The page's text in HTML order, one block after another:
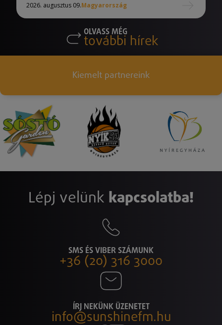
2026. augusztus 09.Magyarország
OLVASS MÉG
további hírek
Kiemelt partnereink
Lépj velünk kapcsolatba!
SMS ÉS VIBER SZÁMUNK
+36 (20) 316 3000
ÍRJ NEKÜNK ÜZENETET
info@sunshinefm.hu